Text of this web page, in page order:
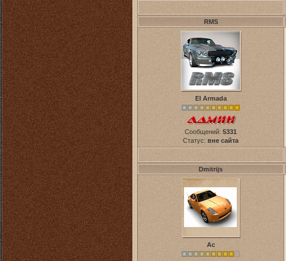
RMS
El Armada
Сообщений: 5331
Статус: вне сайта
Dmitrijs
Ас